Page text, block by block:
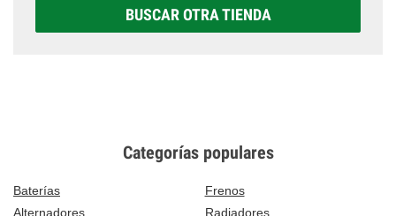
BUSCAR OTRA TIENDA
Categorías populares
Baterías
Frenos
Alternadores
Radiadores